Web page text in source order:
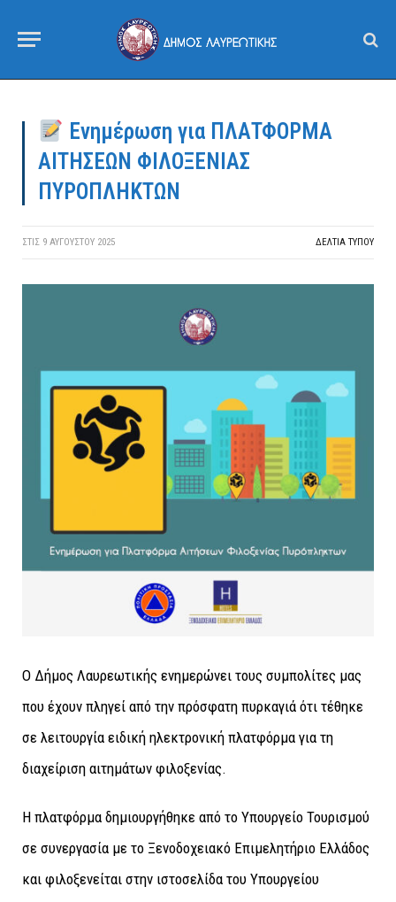
Ενημέρωση για ΠΛΑΤΦΟΡΜΑ
ΑΙΤΗΣΕΩΝ ΦΙΛΟΞΕΝΙΑΣ
ΠΥΡΟΠΛΗΚΤΩΝ
ΣΤΙΣ 9 ΑΥΓΟΎΣΤΟΥ 2025 ΔΕΛΤΙΑ ΤΥΠΟΥ
Ο Δήμος Λαυρεωτικής ενημερώνει τους συμπολίτες μας
που έχουν πληγεί από την πρόσφατη πυρκαγιά ότι τέθηκε
σε λειτουργία ειδική ηλεκτρονική πλατφόρμα για τη
διαχείριση αιτημάτων φιλοξενίας.
Η πλατφόρμα δημιουργήθηκε από το Υπουργείο Τουρισμού
σε συνεργασία με το Ξενοδοχειακό Επιμελητήριο Ελλάδος
και φιλοξενείται στην ιστοσελίδα του Υπουργείου